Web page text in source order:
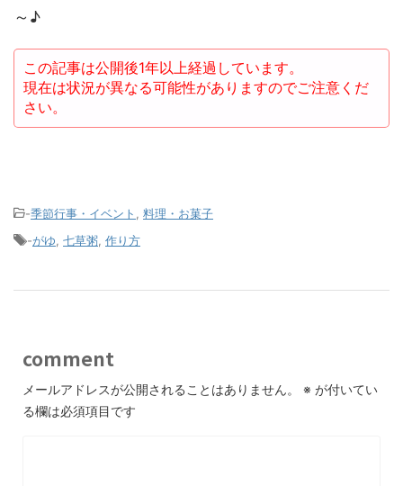
～♪
この記事は公開後1年以上経過しています。
現在は状況が異なる可能性がありますのでご注意くだ
さい。
-季節行事・イベント
料理・お菓子
-がゆ 七草粥 作り方
comment
メールアドレスが公開されることはありません。 ※ が付いてい
る欄は必須項目です